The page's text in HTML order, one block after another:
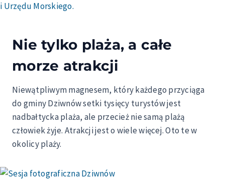
i Urzędu Morskiego.
Nie tylko plaża, a całe
morze atrakcji
Niewątpliwym magnesem, który każdego przyciąga
do gminy Dziwnów setki tysięcy turystów jest
nadbałtycka plaża, ale przecież nie samą plażą
człowiek żyje. Atrakcji jest o wiele więcej. Oto te w
okolicy plaży.